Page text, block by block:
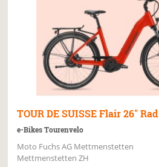
TOUR DE SUISSE Flair 26" Rad
e-Bikes Tourenvelo
Moto Fuchs AG Mettmenstetten
Mettmenstetten ZH